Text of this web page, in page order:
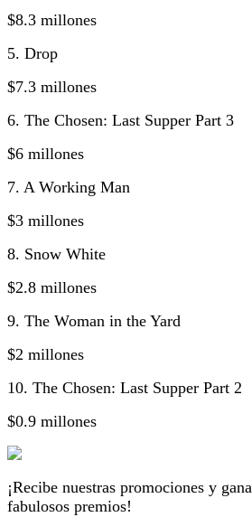
$8.3 millones
5. Drop
$7.3 millones
6. The Chosen: Last Supper Part 3
$6 millones
7. A Working Man
$3 millones
8. Snow White
$2.8 millones
9. The Woman in the Yard
$2 millones
10. The Chosen: Last Supper Part 2
$0.9 millones
¡Recibe nuestras promociones y gana
fabulosos premios!